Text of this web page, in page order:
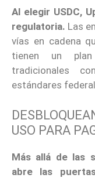
Al elegir USDC,
regulatoria. Las
vías en cadena
tienen un
tradicionales
estándares
USO PARA
Más allá de las
abre las